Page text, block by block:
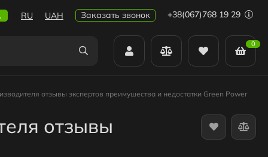
RU UAH Заказать звонок +38(067)768 19 29
0
отзывы экспертов преимушества и недостатки Green Power
отзывы